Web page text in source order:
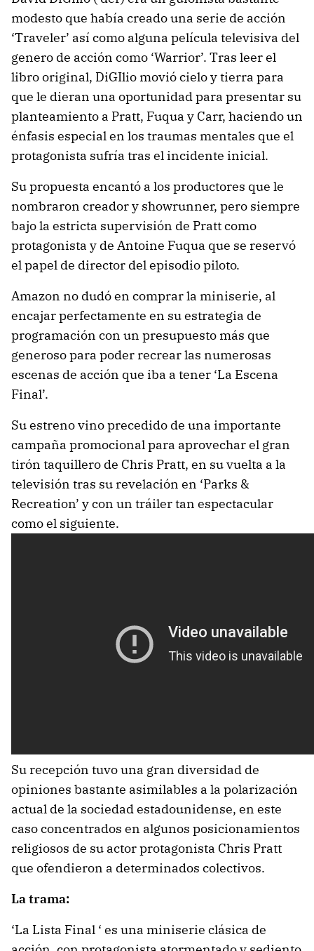
modesto que había creado una serie de acción
‘Traveler’ así como alguna película televisiva del
genero de acción como ‘Warrior’. Tras leer el
libro original, DiGIlio movió cielo y tierra para
que le dieran una oportunidad para presentar su
planteamiento a Pratt, Fuqua y Carr, haciendo un
énfasis especial en los traumas mentales que el
protagonista sufría tras el incidente inicial.
Su propuesta encantó a los productores que le
nombraron creador y showrunner, pero siempre
bajo la estricta supervisión de Pratt como
protagonista y de Antoine Fuqua que se reservó
el papel de director del episodio piloto.
Amazon no dudó en comprar la miniserie, al
encajar perfectamente en su estrategia de
programación con un presupuesto más que
generoso para poder recrear las numerosas
escenas de acción que iba a tener ‘La Escena
Final’.
Su estreno vino precedido de una importante
campaña promocional para aprovechar el gran
tirón taquillero de Chris Pratt, en su vuelta a la
televisión tras su revelación en ‘Parks &
Recreation’ y con un tráiler tan espectacular
como el siguiente.
Su recepción tuvo una gran diversidad de
opiniones bastante asimilables a la polarización
actual de la sociedad estadounidense, en este
caso concentrados en algunos posicionamientos
religiosos de su actor protagonista Chris Pratt
que ofendieron a determinados colectivos.
La trama:
‘La Lista Final ‘ es una miniserie clásica de